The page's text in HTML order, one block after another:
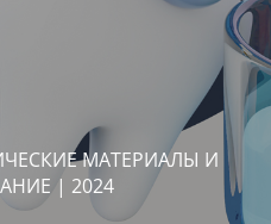
МАТЕРИАЛЫ И
| 2024